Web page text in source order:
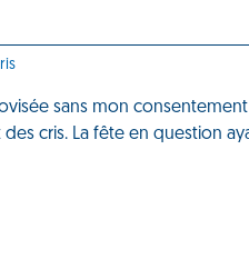
sans mon
cris. La fête en question